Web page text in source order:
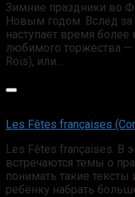
Зимние праздники во
Новым годом. Вслед
наступает время
любимого торжества —
Rois), или…
Les Fêtes françaises
Les Fêtes françaises. В
встречаются темы о
понимать такие
ребёнку набрать